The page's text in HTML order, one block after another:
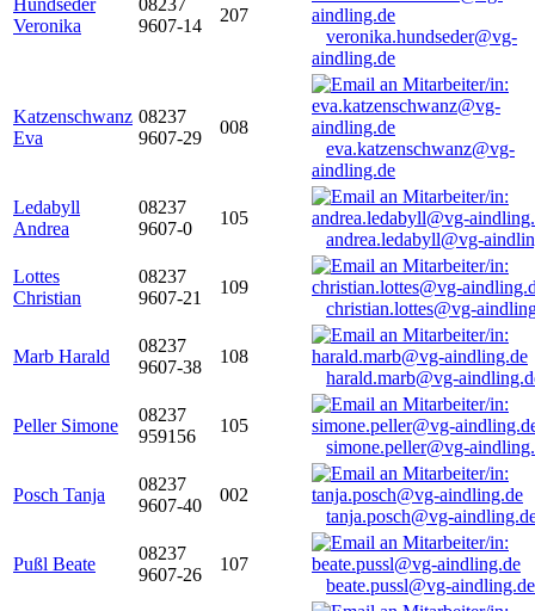
Hundseder
Veronika
08237
9607-14
207
veronika.hundseder@vg-
aindling.de
Katzenschwanz
Eva
08237
9607-29
008
eva.katzenschwanz@vg-
aindling.de
Ledabyll
Andrea
08237
9607-0
105
andrea.ledabyll@vg-
Lottes
Christian
08237
9607-21
109
christian.lottes@vg-
Marb Harald
08237
9607-38
108
harald.marb@vg-
Peller Simone
08237
959156
105
simone.peller@vg-
Posch Tanja
08237
9607-40
002
tanja.posch@vg-
Pußl Beate
08237
9607-26
107
beate.pussl@vg-aindling.de